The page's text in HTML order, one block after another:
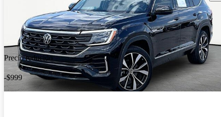
Precio reducido
-$999